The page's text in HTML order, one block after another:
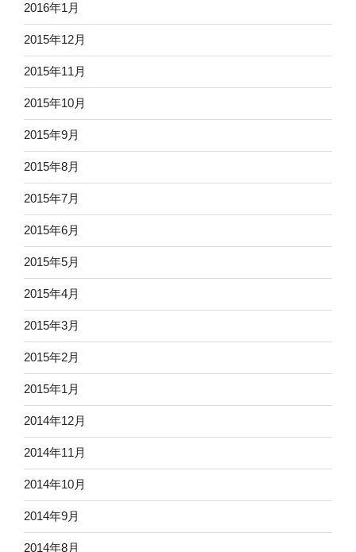
2016年1月
2015年12月
2015年11月
2015年10月
2015年9月
2015年8月
2015年7月
2015年6月
2015年5月
2015年4月
2015年3月
2015年2月
2015年1月
2014年12月
2014年11月
2014年10月
2014年9月
2014年8月